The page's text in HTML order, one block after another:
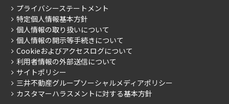
こだわりから探す
こだわり一覧
プレミアムマンション
新築
当社限定（港区・渋谷区）
当社限定（港区・渋谷区以外）
三井不動産企画
ご入居・提携サービス
お部屋探しからご契約まで
よくあるご質問
社宅紹介
【仲介会社様向け】当社仲介事業部取り扱い物件入居申込
会社情報
事業案内
採用情報
ニュースリリース
お問い合わせ
プライバシーステートメント
特定個人情報基本方針
個人情報の取り扱いについて
個人情報の開示等手続きについて
Cookieおよびアクセスログについて
利用者情報の外部送信について
サイトポリシー
三井不動産グループソーシャルメディアポリシー
カスタマーハラスメントに対する基本方針